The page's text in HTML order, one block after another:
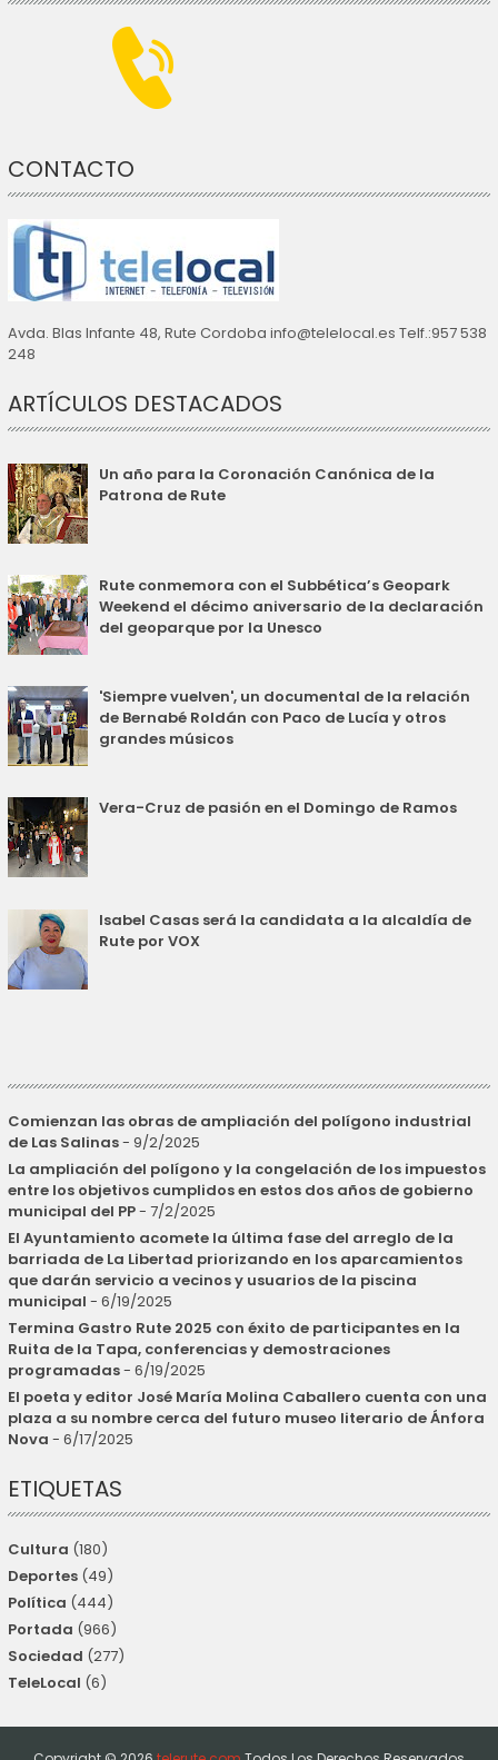
CONTACTO
Avda. Blas Infante 48, Rute Cordoba info@telelocal.es Telf.:957 538
248
ARTÍCULOS DESTACADOS
Un año para la Coronación Canónica de la
Patrona de Rute
Rute conmemora con el Subbética’s Geopark
Weekend el décimo aniversario de la declaración
del geoparque por la Unesco
'Siempre vuelven', un documental de la relación
de Bernabé Roldán con Paco de Lucía y otros
grandes músicos
Vera-Cruz de pasión en el Domingo de Ramos
Isabel Casas será la candidata a la alcaldía de
Rute por VOX
Comienzan las obras de ampliación del polígono industrial
de Las Salinas- 9/2/2025
La ampliación del polígono y la congelación de los impuestos
entre los objetivos cumplidos en estos dos años de gobierno
municipal del PP- 7/2/2025
El Ayuntamiento acomete la última fase del arreglo de la
barriada de La Libertad priorizando en los aparcamientos
que darán servicio a vecinos y usuarios de la piscina
municipal - 6/19/2025
Termina Gastro Rute 2025 con éxito de participantes en la
Ruita de la Tapa, conferencias y demostraciones
programadas- 6/19/2025
El poeta y editor José María Molina Caballero cuenta con una
plaza a su nombre cerca del futuro museo literario de Ánfora
Nova - 6/17/2025
ETIQUETAS
Cultura (180)
Deportes (49)
Política (444)
Portada (966)
Sociedad (277)
TeleLocal (6)